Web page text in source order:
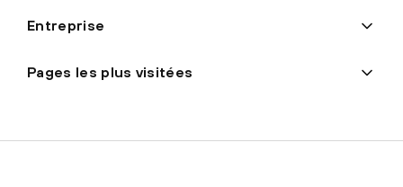
Entreprise
Pages les plus visitées